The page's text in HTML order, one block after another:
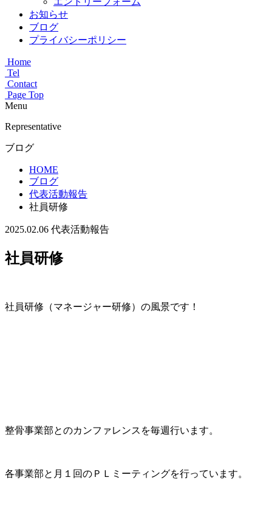
お知らせ
ブログ
プライバシーポリシー
Home
Tel
Contact
Page Top
Menu
Representative
ブログ
HOME
ブログ
代表活動報告
社員研修
2025.02.06 代表活動報告
社員研修
社員研修（マネージャー研修）の風景です！
整骨事業部とのカンファレンスを毎週行います。
各事業部と月１回のＰＬミーティングを行っています。